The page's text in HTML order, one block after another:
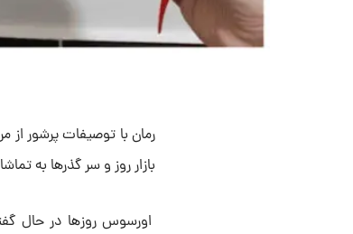
رمان با توصیفات پرشور
بازار روز و سر گذرها به
اورسوس روزها در حال